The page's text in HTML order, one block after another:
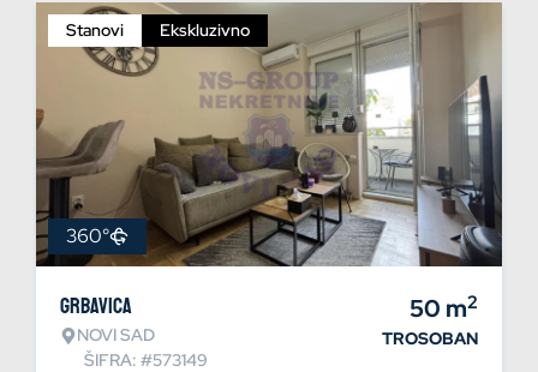
Stanovi Ekskluzivno
360°
Grbavica
NOVI SAD
ŠIFRA: #573149
50 m2
TROSOBAN